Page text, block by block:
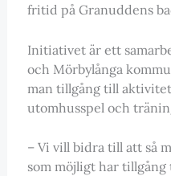
fritid på Granuddens
Initiativet är ett
och Mörbylånga
man tillgång till
utomhusspel och
– Vi vill bidra till att så
som möjligt har